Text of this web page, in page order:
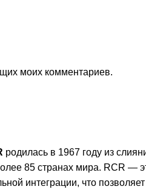
моих комментариев.
родилась в 1967 году из
85 странах мира. RCR
интеграции, что